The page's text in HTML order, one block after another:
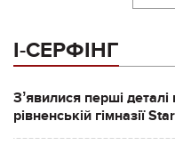
І-СЕРФІНГ
Зʼявилися перші деталі
рівненській гімназії